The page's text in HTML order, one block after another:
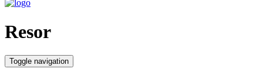
Resor
Toggle navigation